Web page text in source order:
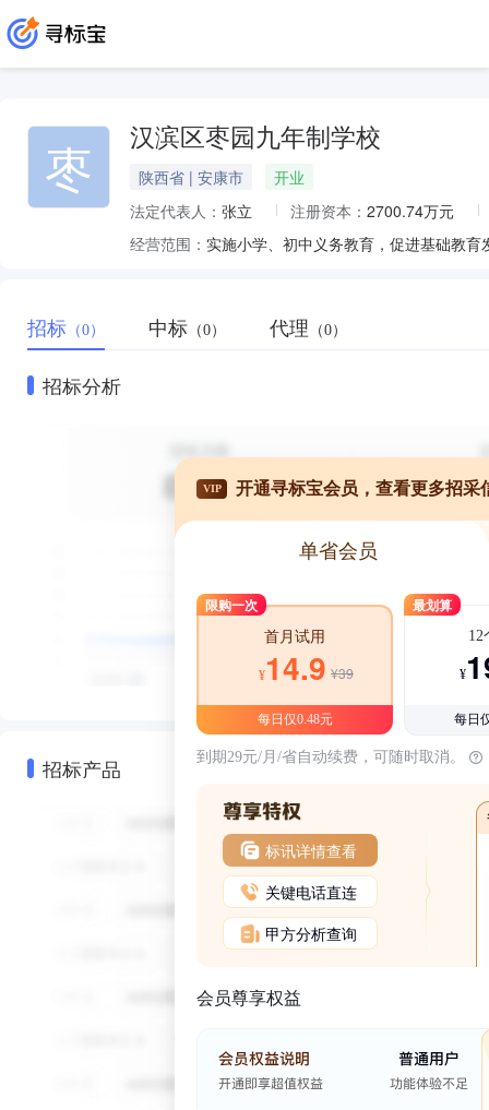
枣 汉滨区枣园九年制学校
陕西省 | 安康市
开业
法定代表人： 张立 注册资本： 2700.74万元
经营范围： 实施小学、初中义务教育，促进基础教
招标 （0） 中标 （0） 代理 （0）
招标分析
招标产品
VIP 开通寻标宝会员，查看更多招采
单省会员
限购一次
首月试用
¥14.9 ¥39
每日仅0.48元
最划算
12
¥
每日
到期29元/月/省自动续费，可随时取消。
标讯详情查看
关键电话直连
甲方分析查询
会员尊享权益